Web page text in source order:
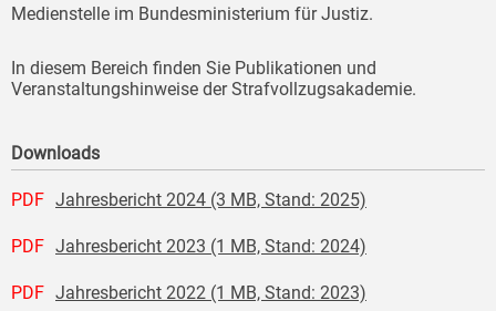
Medienstelle im Bundesministerium für Justiz.
In diesem Bereich finden Sie Publikationen und
Veranstaltungshinweise der Strafvollzugsakademie.
Downloads
PDF Jahresbericht 2024 (3 MB, Stand: 2025)
PDF Jahresbericht 2023 (1 MB, Stand: 2024)
PDF Jahresbericht 2022 (1 MB, Stand: 2023)